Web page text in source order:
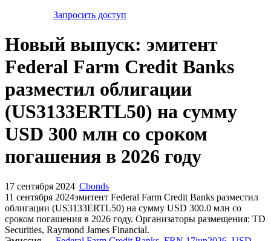
Запросить доступ
Новый выпуск: эмитент
Federal Farm Credit Banks
разместил облигации
(US3133ERTL50) на сумму
USD 300 млн со сроком
погашения в 2026 году
17 сентября 2024 Cbonds
11 сентября 2024эмитент Federal Farm Credit Banks разместил
облигации (US3133ERTL50) на сумму USD 300.0 млн со
сроком погашения в 2026 году. Организаторы размещения: TD
Securities, Raymond James Financial.